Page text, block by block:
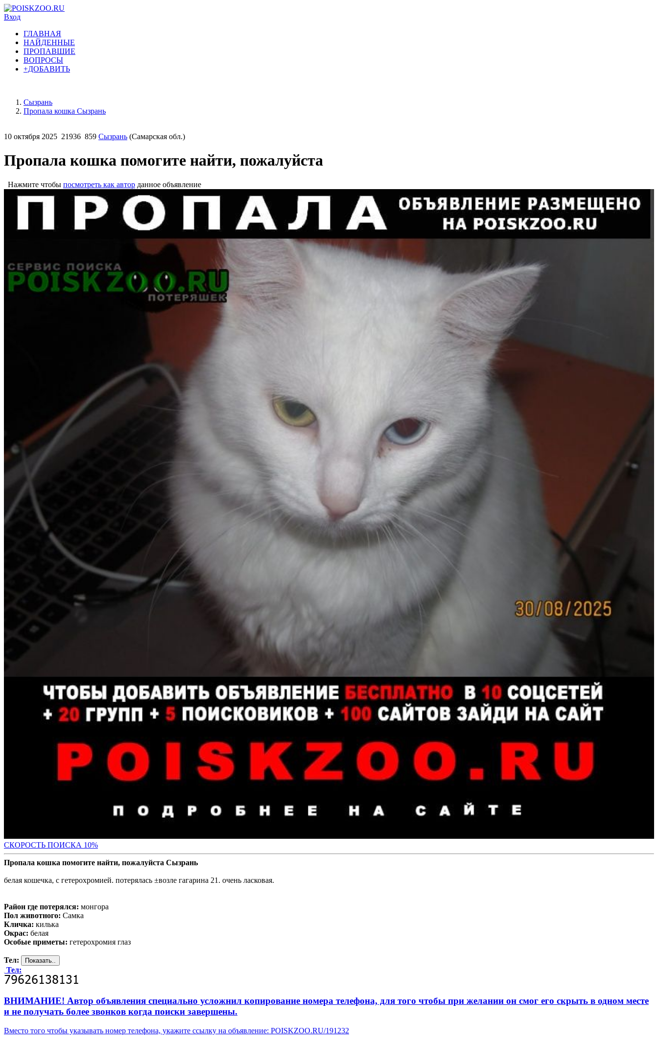
Вход
ГЛАВНАЯ
НАЙДЕННЫЕ
ПРОПАВШИЕ
ВОПРОСЫ
+ДОБАВИТЬ
Сызрань
Пропала кошка Сызрань
10 октября 2025 21936 859 Сызрань (Самарская обл.)
Пропала кошка помогите найти, пожалуйста
Нажмите чтобы посмотреть как автор данное объявление
СКОРОСТЬ ПОИСКА 10%
Пропала кошка помогите найти, пожалуйста Сызрань
белая кошечка, с гетерохромией. потерялась ±возле гагарина 21. очень ласковая.
Район где потерялся: монгора
Пол животного: Самка
Кличка: килька
Окрас: белая
Особые приметы: гетерохромия глаз
Тел:
Тел:
ВНИМАНИЕ! Автор объявления специально усложнил копирование номера телефона, для того чтобы при желании он смог его скрыть в одном месте
и не получать более звонков когда поиски завершены.
Вместо того чтобы указывать номер телефона, укажите ссылку на объявление: POISKZOO.RU/191232